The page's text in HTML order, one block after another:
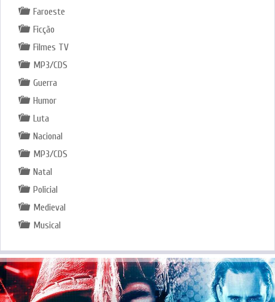
Faroeste
Ficção
Filmes TV
MP3/CDS
Guerra
Humor
Luta
Nacional
MP3/CDS
Natal
Policial
Medieval
Musical